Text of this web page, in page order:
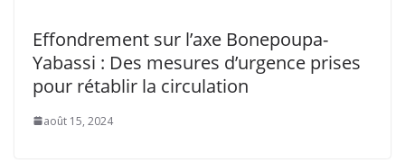
Effondrement sur l’axe Bonepoupa-
Yabassi : Des mesures d’urgence prises
pour rétablir la circulation
août 15, 2024